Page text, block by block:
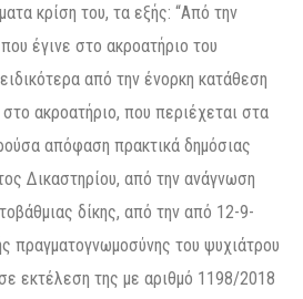
κρίση του, τα εξής: “Από την
έγινε στο ακροατήριο του
από την ένορκη κατάθεση
ακροατήριο, που περιέχεται στα
απόφαση πρακτικά δημόσιας
Δικαστηρίου, από την ανάγνωση
δίκης, από την από 12-9-
πραγματογνωμοσύνης του ψυχιάτρου
εκτέλεση της με αριθμό 1198/2018